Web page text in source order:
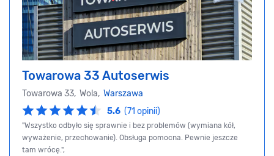
Towarowa 33 Autoserwis
Towarowa 33, Wola, Warszawa
5.6 (71 opinii)
"Wszystko odbyło się sprawnie i bez problemów (wymiana kół,
wyważenie, przechowanie). Obsługa pomocna. Pewnie jeszcze
tam wrócę.",